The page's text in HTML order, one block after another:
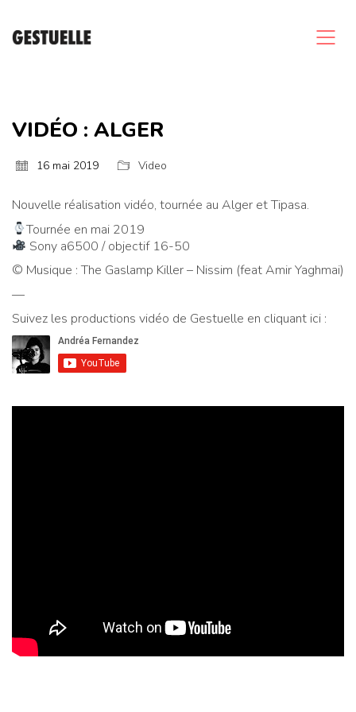
VIDÉO : ALGER
16 mai 2019 Video
Nouvelle réalisation vidéo, tournée au Alger et Tipasa.
Tournée en mai 2019
Sony a6500 / objectif 16-50
© Musique : The Gaslamp Killer – Nissim (feat Amir Yaghmai)
—
Suivez les productions vidéo de Gestuelle en cliquant ici :